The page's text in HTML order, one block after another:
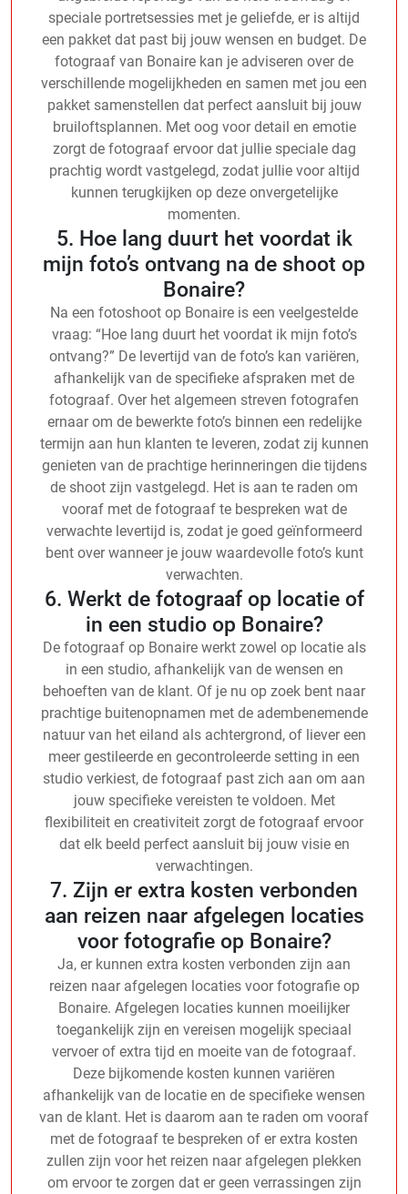
speciale portretsessies met je geliefde, er is altijd
een pakket dat past bij jouw wensen en budget. De
fotograaf van Bonaire kan je adviseren over de
verschillende mogelijkheden en samen met jou een
pakket samenstellen dat perfect aansluit bij jouw
bruiloftsplannen. Met oog voor detail en emotie
zorgt de fotograaf ervoor dat jullie speciale dag
prachtig wordt vastgelegd, zodat jullie voor altijd
kunnen terugkijken op deze onvergetelijke
momenten.
5. Hoe lang duurt het voordat ik
mijn foto’s ontvang na de shoot op
Bonaire?
Na een fotoshoot op Bonaire is een veelgestelde
vraag: “Hoe lang duurt het voordat ik mijn foto’s
ontvang?” De levertijd van de foto’s kan variëren,
afhankelijk van de specifieke afspraken met de
fotograaf. Over het algemeen streven fotografen
ernaar om de bewerkte foto’s binnen een redelijke
termijn aan hun klanten te leveren, zodat zij kunnen
genieten van de prachtige herinneringen die tijdens
de shoot zijn vastgelegd. Het is aan te raden om
vooraf met de fotograaf te bespreken wat de
verwachte levertijd is, zodat je goed geïnformeerd
bent over wanneer je jouw waardevolle foto’s kunt
verwachten.
6. Werkt de fotograaf op locatie of
in een studio op Bonaire?
De fotograaf op Bonaire werkt zowel op locatie als
in een studio, afhankelijk van de wensen en
behoeften van de klant. Of je nu op zoek bent naar
prachtige buitenopnamen met de adembenemende
natuur van het eiland als achtergrond, of liever een
meer gestileerde en gecontroleerde setting in een
studio verkiest, de fotograaf past zich aan om aan
jouw specifieke vereisten te voldoen. Met
flexibiliteit en creativiteit zorgt de fotograaf ervoor
dat elk beeld perfect aansluit bij jouw visie en
verwachtingen.
7. Zijn er extra kosten verbonden
aan reizen naar afgelegen locaties
voor fotografie op Bonaire?
Ja, er kunnen extra kosten verbonden zijn aan
reizen naar afgelegen locaties voor fotografie op
Bonaire. Afgelegen locaties kunnen moeilijker
toegankelijk zijn en vereisen mogelijk speciaal
vervoer of extra tijd en moeite van de fotograaf.
Deze bijkomende kosten kunnen variëren
afhankelijk van de locatie en de specifieke wensen
van de klant. Het is daarom aan te raden om vooraf
met de fotograaf te bespreken of er extra kosten
zullen zijn voor het reizen naar afgelegen plekken
om ervoor te zorgen dat er geen verrassingen zijn